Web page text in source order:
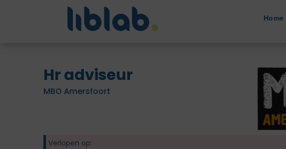
Home
Hr adviseur
MBO Amersfoort
Verlopen op: